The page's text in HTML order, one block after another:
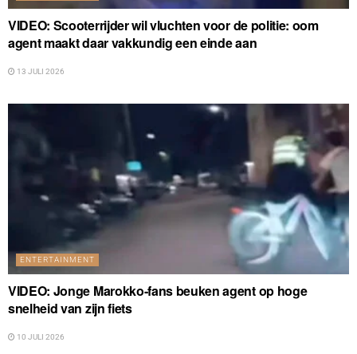
VIDEO: Scooterrijder wil vluchten voor de politie: oom
agent maakt daar vakkundig een einde aan
13 JULI 2026
ENTERTAINMENT
VIDEO: Jonge Marokko-fans beuken agent op hoge
snelheid van zijn fiets
10 JULI 2026